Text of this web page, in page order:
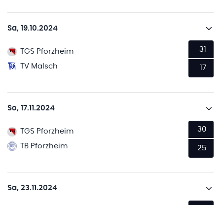
Sa, 19.10.2024
TGS Pforzheim
TV Malsch
31
17
So, 17.11.2024
TGS Pforzheim
TB Pforzheim
30
25
Sa, 23.11.2024